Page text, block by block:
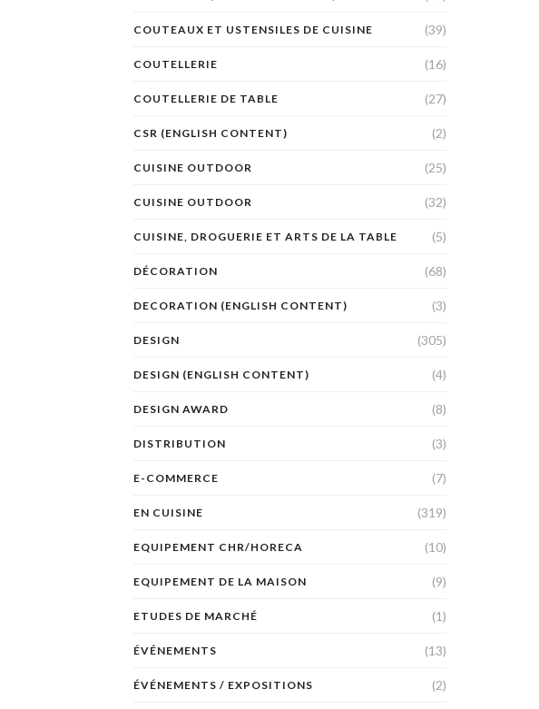
COUTEAUX ET USTENSILES DE CUISINE (39)
COUTELLERIE (16)
COUTELLERIE DE TABLE (27)
CSR (ENGLISH CONTENT) (2)
CUISINE OUTDOOR (25)
CUISINE OUTDOOR (32)
CUISINE, DROGUERIE ET ARTS DE LA TABLE (5)
DÉCORATION (68)
DECORATION (ENGLISH CONTENT) (3)
DESIGN (305)
DESIGN (ENGLISH CONTENT) (4)
DESIGN AWARD (8)
DISTRIBUTION (3)
E-COMMERCE (7)
EN CUISINE (319)
EQUIPEMENT CHR/HORECA (10)
EQUIPEMENT DE LA MAISON (9)
ETUDES DE MARCHÉ (1)
ÉVÉNEMENTS (13)
ÉVÉNEMENTS / EXPOSITIONS (2)